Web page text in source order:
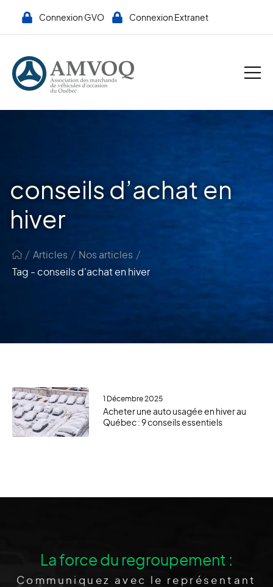
Connexion GVO Connexion Extranet
conseils d’achat en
hiver
/ Articles / Nos articles /
Tag - conseils d'achat en hiver
1 Décembre 2025
Acheter une auto usagée en hiver au
Québec : 9 conseils essentiels
La force du regroupement :
Communiquez avec le représentant